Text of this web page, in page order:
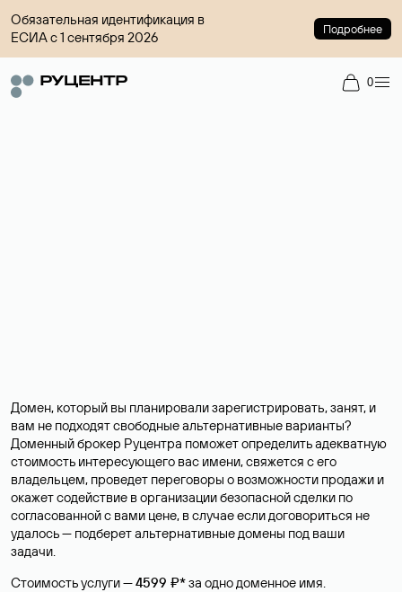
Обязательная идентификация в
ЕСИА с 1 сентября 2026
Подробнее
0
Домен, который вы планировали зарегистрировать, занят, и
вам не подходят свободные альтернативные варианты?
Доменный брокер Руцентра поможет определить адекватную
стоимость интересующего вас имени, свяжется с его
владельцем, проведет переговоры о возможности продажи и
окажет содействие в организации безопасной сделки по
согласованной с вами цене, в случае если договориться не
удалось — подберет альтернативные домены под ваши
задачи.
Стоимость услуги —4599 ₽*за одно доменное имя.